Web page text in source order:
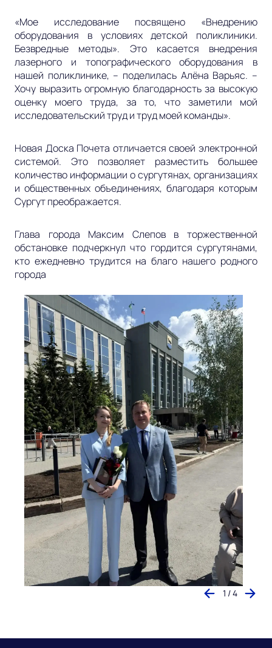
«Мое исследование посвящено «Внедрению
оборудования в условиях детской поликлиники.
Безвредные методы». Это касается внедрения
лазерного и топографического оборудования в
нашей поликлинике, – поделилась Алёна Варьяс. –
Хочу выразить огромную благодарность за высокую
оценку моего труда, за то, что заметили мой
исследовательский труд и труд моей команды».
Новая Доска Почета отличается своей электронной
системой. Это позволяет разместить большее
количество информации о сургутянах, организациях
и общественных объединениях, благодаря которым
Сургут преображается.
Глава города Максим Слепов в торжественной
обстановке подчеркнул что гордится сургутянами,
кто ежедневно трудится на благо нашего родного
города
1 / 4